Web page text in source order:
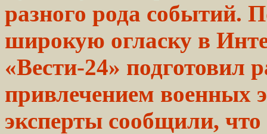
разного рода событий.
широкую огласку в
«Вести-24» подготовил
привлечением военных
эксперты сообщили,